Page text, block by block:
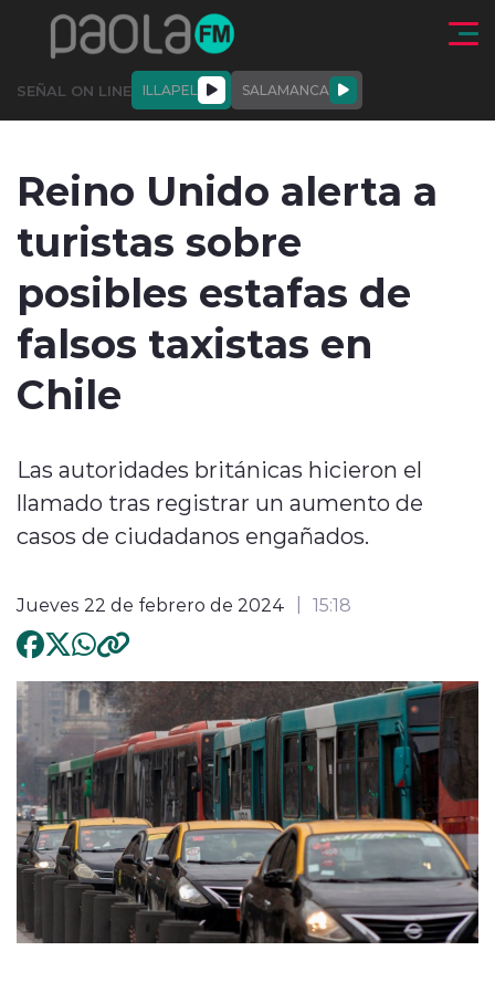
Click acá para ir directamente al contenido
SEÑAL ON LINE ILLAPEL SALAMANCA
ACTUALIDAD DEPORTES
modo claro
Reino Unido alerta a
turistas sobre
posibles estafas de
falsos taxistas en
Chile
Las autoridades británicas hicieron el
llamado tras registrar un aumento de
casos de ciudadanos engañados.
Jueves 22 de febrero de 2024 15:18